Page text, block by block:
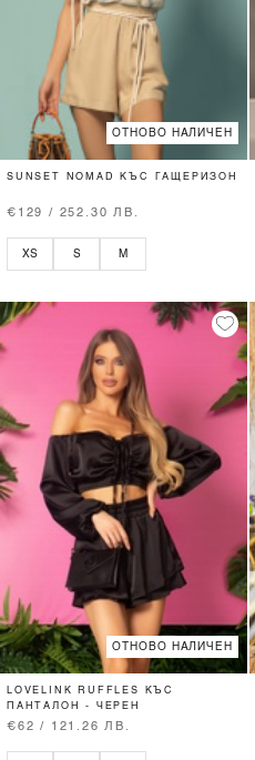
ОТНОВО НАЛИЧЕН
SUNSET NOMAD КЪС ГАЩЕРИЗОН
€129 / 252.30 ЛВ.
XS S M
ОТНОВО НАЛИЧЕН
LOVELINK RUFFLES КЪС
ПАНТАЛОН - ЧЕРЕН
€62 / 121.26 ЛВ.